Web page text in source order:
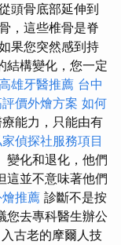
頭骨底部延伸到
，這些椎骨是脊
果您突然感到持
結構變化，您一定
雄牙醫推薦 台中
價外燴方案 如何
能力，只能由有
偵探社服務項目
變化和退化，他們
這並不意味著他們
推薦 診斷不是按
您去專科醫生辦公
古老的摩爾人技